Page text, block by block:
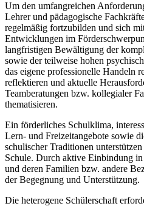
Um den umfangreichen
Lehrer und pädagogische
regelmäßig fortzubilden und sich
Entwicklungen im
langfristigen Bewältigung der
sowie der teilweise hohen
das eigene professionelle Handeln
reflektieren und aktuelle
Teamberatungen bzw. kollegialer
thematisieren.
Ein förderliches Schulklima,
Lern- und Freizeitangebote sowie
schulischer Traditionen
Schule. Durch aktive Einbindung
und deren Familien bzw. andere
der Begegnung und Unterstützung.
Die heterogene Schülerschaft